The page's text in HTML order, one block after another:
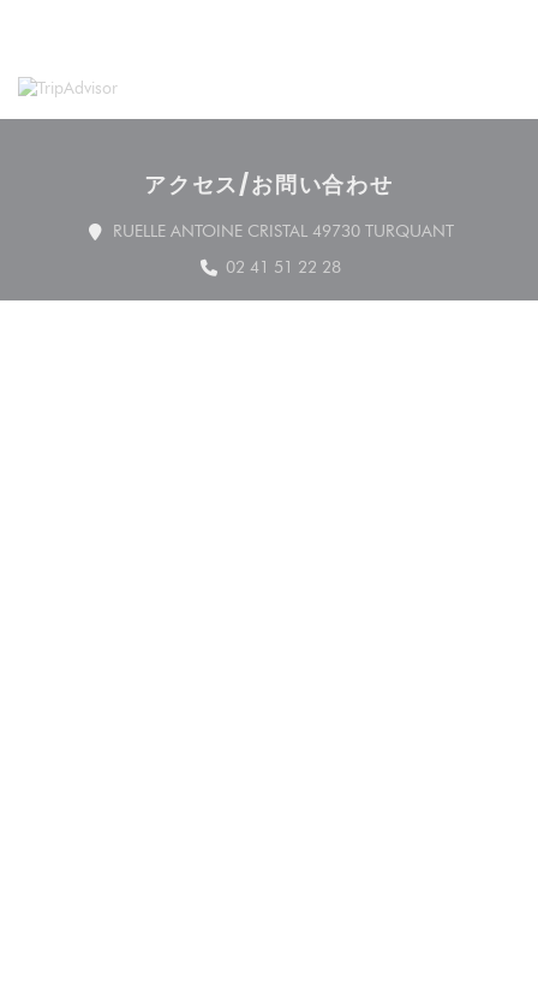
アクセス/お問い合わせ
RUELLE ANTOINE CRISTAL 49730 TURQUANT((新しいウ
02 41 51 22 28